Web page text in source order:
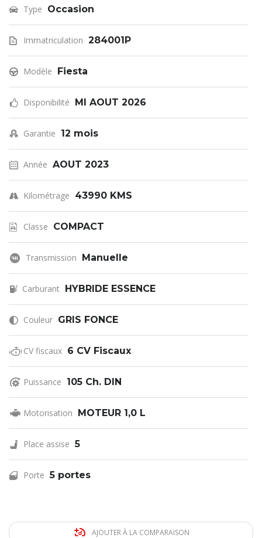
Type Occasion
Immatriculation 284001P
Modèle Fiesta
Disponibilité MI AOUT 2026
Garantie 12 mois
Année AOUT 2023
Kilométrage 43990 KMS
Classe COMPACT
Transmission Manuelle
Carburant HYBRIDE ESSENCE
Couleur GRIS FONCE
CV fiscaux 6 CV Fiscaux
Puissance 105 Ch. DIN
Motorisation MOTEUR 1,0 L
Place assise 5
Porte 5 portes
AJOUTER À LA COMPARAISON